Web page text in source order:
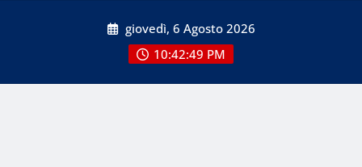
giovedì, 6 Agosto 2026
10:42:49 PM